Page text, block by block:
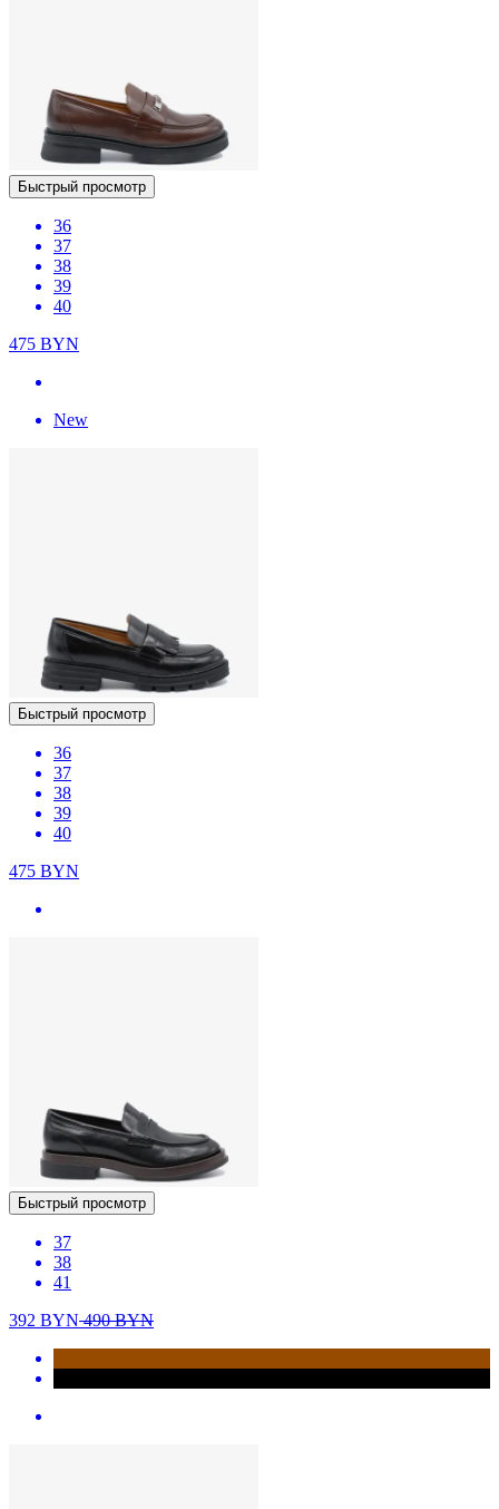
Быстрый просмотр
36
37
38
39
40
475 BYN
New
Быстрый просмотр
36
37
38
39
40
475 BYN
Быстрый просмотр
37
38
41
392 BYN490BYN